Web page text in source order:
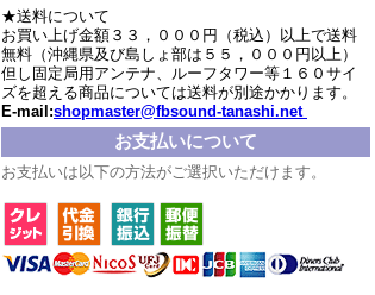
★送料について
お買い上げ金額３３，０００円（税込）以上で送料
無料（沖縄県及び島しょ部は５５，０００円以上）
但し固定局用アンテナ、ルーフタワー等１６０サイ
ズを超える商品については送料が別途かかります。
E-mail:shopmaster@fbsound-tanashi.net
お支払いについて
お支払いは以下の方法がご選択いただけます。